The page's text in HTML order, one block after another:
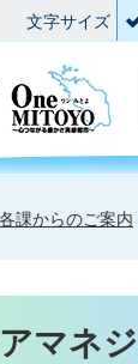
文字サイズ
各課からのご案内
マネ